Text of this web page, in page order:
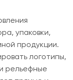
упаковки,
продукции.
логотипы,
рельефные